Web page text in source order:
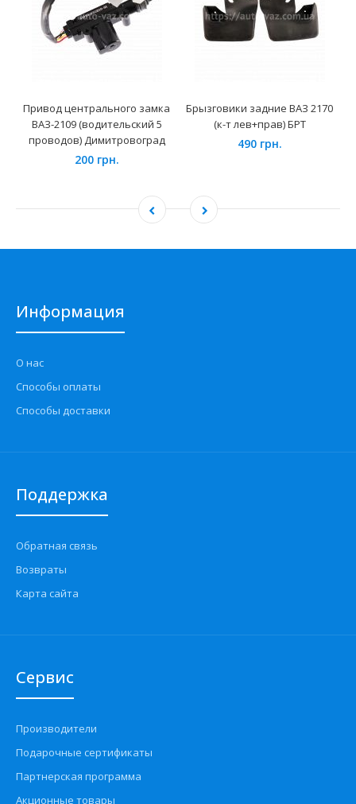
Привод центрального замка
ВАЗ-2109 (водительский 5
проводов) Димитровоград
200 грн.
Брызговики задние ВАЗ 2170
(к-т лев+прав) БРТ
490 грн.
Информация
О нас
Способы оплаты
Способы доставки
Поддержка
Обратная связь
Возвраты
Карта сайта
Сервис
Производители
Подарочные сертификаты
Партнерская программа
Акционные товары